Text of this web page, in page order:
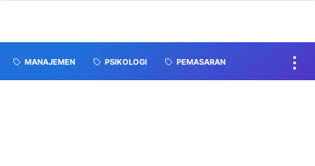
MANAJEMEN PSIKOLOGI PEMASARAN